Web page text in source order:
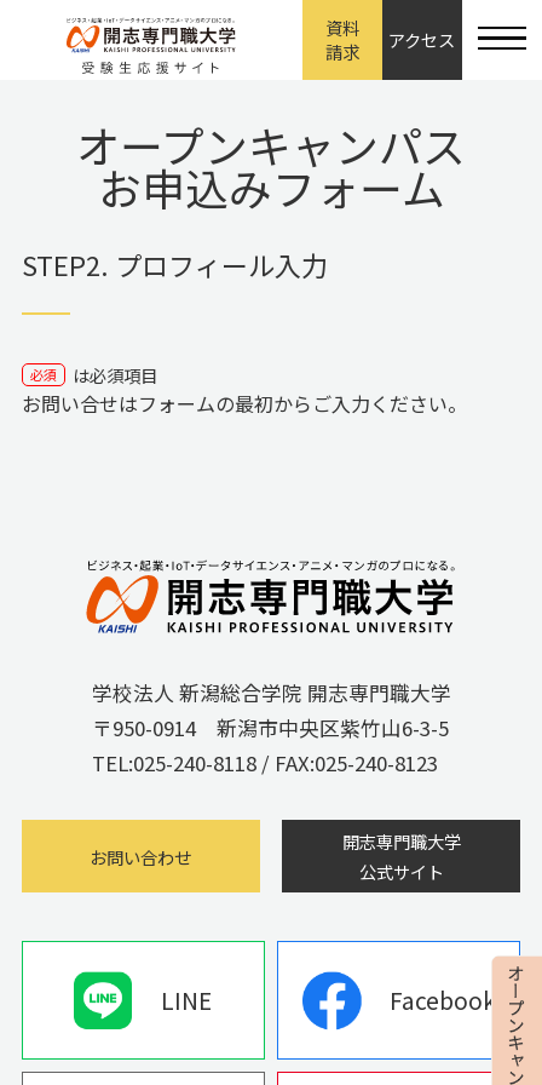
資料
請求
アクセス
オープンキャンパス
お申込みフォーム
STEP2. プロフィール入力
必須 は必須項目
お問い合せはフォームの最初からご入力ください。
学校法人 新潟総合学院 開志専門職大学
〒950-0914 新潟市中央区紫竹山6-3-5
TEL:025-240-8118/ FAX:025-240-8123
お問い合わせ
開志専門職大学
公式サイト
LINE Facebook